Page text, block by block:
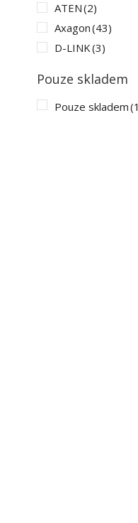
ATEN(2)
Axagon(43)
D-LINK(3)
EPICO(5)
HP(7)
Pouze skladem
Pouze skladem